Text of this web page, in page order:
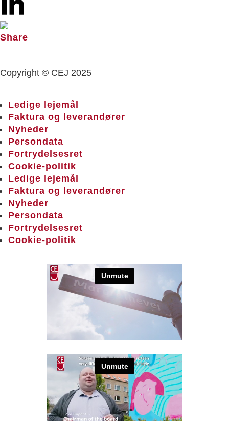
Copyright © CEJ 2025
Ledige lejemål
Faktura og leverandører
Nyheder
Persondata
Fortrydelsesret
Cookie-politik
Ledige lejemål
Faktura og leverandører
Nyheder
Persondata
Fortrydelsesret
Cookie-politik